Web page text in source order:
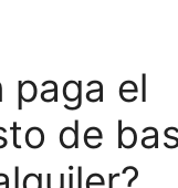
paga el
de